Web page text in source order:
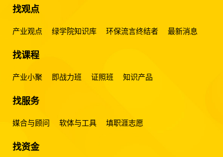
找观点
产业观点 绿学院知识库 环保流言终结者 最新消息
找课程
产业小聚 即战力班 证照班 知识产品
找服务
媒合与顾问 软体与工具 填职涯志愿
找资金